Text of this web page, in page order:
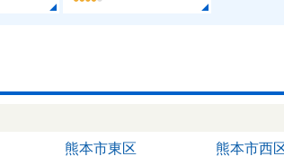
熊本市東区
熊本市西